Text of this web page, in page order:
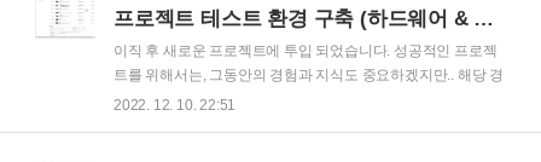
& 제네시스 출고 기간' 정보를 공유 드립니다. #현대자동차 #제
에 비해 단축 되었습니다. GV80 가솔린 2.5T 같은 경우에는
2022년12월 기준 30개월이였는데, 무려 12개월! 1년이나 단축
되었네요. 금리 인상 여파로 인해 자동차 할부 금리까지 치솟자,
많은 ..
프로젝트 테스트 환경 구축 (하드웨어 & 공인 IP)
이직 후 새로운 프로젝트에 투입 되었습니다. 성공적인 프로젝
트를 위해서는, 그동안의 경험과 지식도 중요하겠지만.. 해당 경
험과 지식을 실전에 써먹기 위해 최적의 상태로 만들어 놓는 준
2022. 12. 10. 22:51